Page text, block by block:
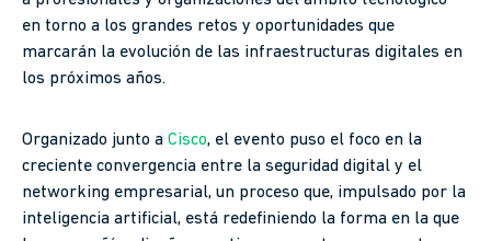
en torno a los grandes retos y oportunidades que
marcarán la evolución de las infraestructuras digitales en
los próximos años.
Organizado junto a Cisco, el evento puso el foco en la
creciente convergencia entre la seguridad digital y el
networking empresarial, un proceso que, impulsado por la
inteligencia artificial, está redefiniendo la forma en la que